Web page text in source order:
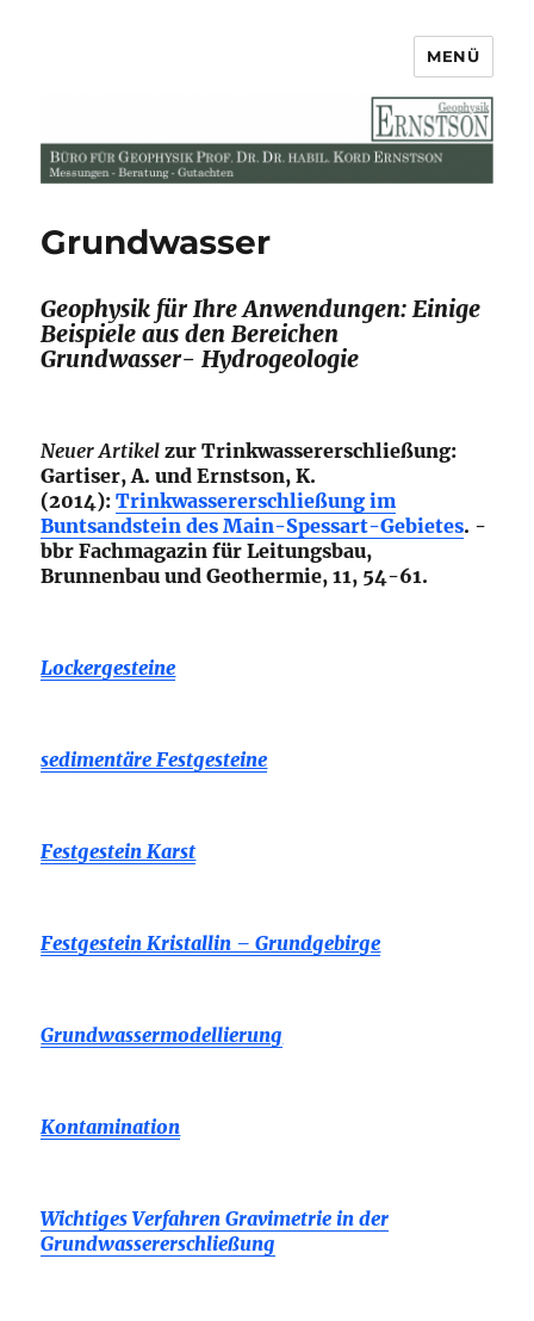
Büro für Geophysik Prof. Dr. Dr.
MENÜ
Grundwasser
Geophysik für Ihre Anwendungen: Einige
Beispiele aus den Bereichen
Grundwasser- Hydrogeologie
Neuer Artikel zur Trinkwassererschließung:
Gartiser, A. und Ernstson, K.
(2014):Trinkwassererschließung im
Buntsandstein des Main-Spessart-Gebietes. -
bbr Fachmagazin für Leitungsbau,
Brunnenbau und Geothermie, 11, 54-61.
Lockergesteine
sedimentäre Festgesteine
Festgestein Karst
Festgestein Kristallin – Grundgebirge
Grundwassermodellierung
Kontamination
Wichtiges Verfahren Gravimetrie in der
Grundwassererschließung